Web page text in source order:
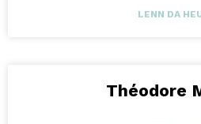
LENN DA
Théodore